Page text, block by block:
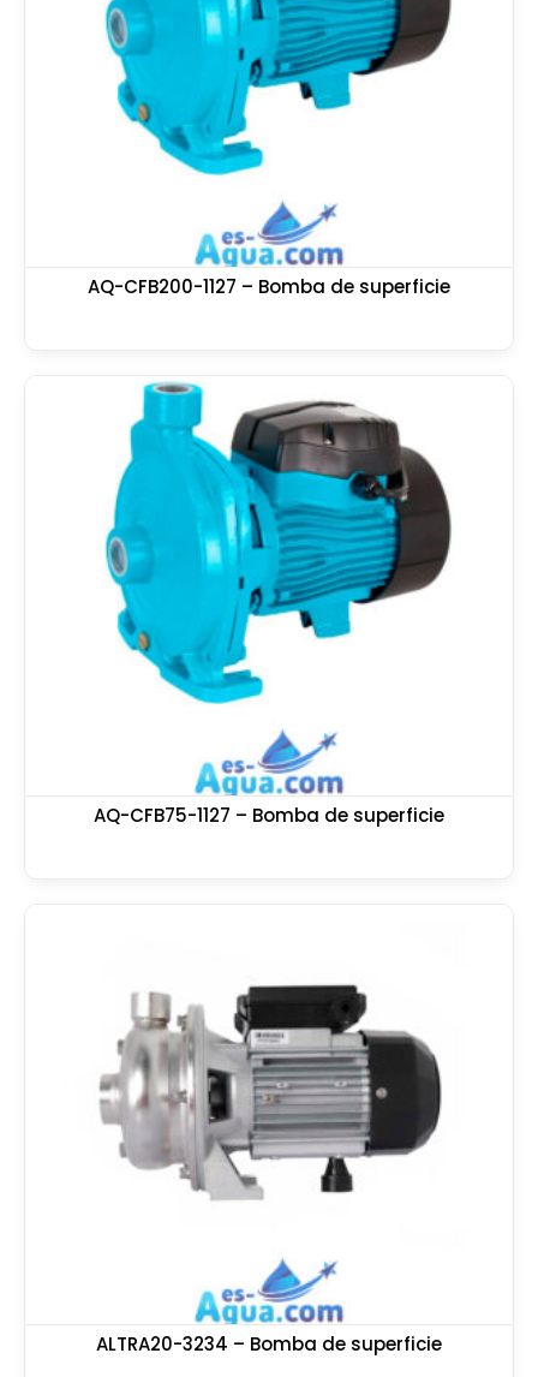
AQ-CFB200-1127 – Bomba de superficie
AQ-CFB75-1127 – Bomba de superficie
ALTRA20-3234 – Bomba de superficie